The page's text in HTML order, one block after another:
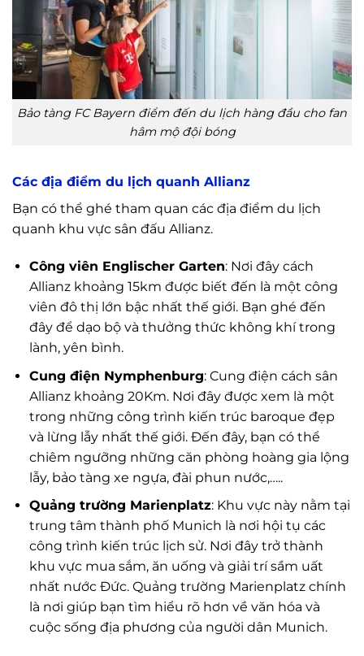
Bảo tàng FC Bayern điểm đến du lịch hàng đầu cho fan
hâm mộ đội bóng
Các địa điểm du lịch quanh Allianz
Bạn có thể ghé tham quan các địa điểm du lịch
quanh khu vực sân đấu Allianz.
Công viên Englischer Garten: Nơi đây cách
Allianz khoảng 15km được biết đến là một công
viên đô thị lớn bậc nhất thế giới. Bạn ghé đến
đây để dạo bộ và thưởng thức không khí trong
lành, yên bình.
Cung điện Nymphenburg: Cung điện cách sân
Allianz khoảng 20Km. Nơi đây được xem là một
trong những công trình kiến trúc baroque đẹp
và lừng lẫy nhất thế giới. Đến đây, bạn có thể
chiêm ngưỡng những căn phòng hoàng gia lộng
lẫy, bảo tàng xe ngựa, đài phun nước,…..
Quảng trường Marienplatz: Khu vực này nằm tại
trung tâm thành phố Munich là nơi hội tụ các
công trình kiến trúc lịch sử. Nơi đây trở thành
khu vực mua sắm, ăn uống và giải trí sầm uất
nhất nước Đức. Quảng trường Marienplatz chính
là nơi giúp bạn tìm hiểu rõ hơn về văn hóa và
cuộc sống địa phương của người dân Munich.